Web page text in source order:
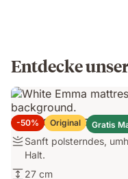
Entdecke
-50% Original Gratis
Emma Original Elite
Festigkeit:
Sanft
polsterndes,
Sanft polsterndes,
Halt.
Höhe:27 cm